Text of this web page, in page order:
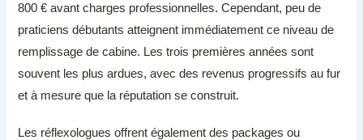
800 € avant charges professionnelles. Cependant, peu de
praticiens débutants atteignent immédiatement ce niveau de
remplissage de cabine. Les trois premières années sont
souvent les plus ardues, avec des revenus progressifs au fur
et à mesure que la réputation se construit.
Les réflexologues offrent également des packages ou